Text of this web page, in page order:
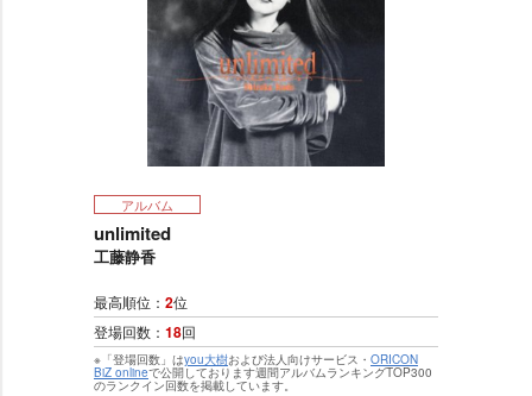
アルバム
unlimited
工藤静香
最高順位： 2位
登場回数： 18回
※「登場回数」はyou大樹および法人向けサービス・ ORICON
BiZ onlineで公開しております週間アルバムランキングTOP300
のランクイン回数を掲載しています。